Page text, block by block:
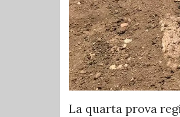
La quarta prova